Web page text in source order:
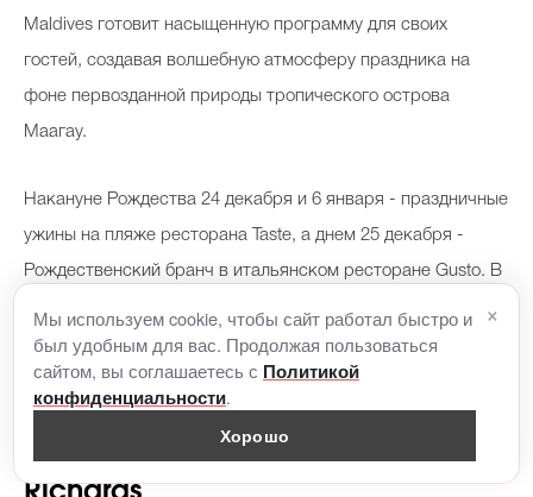
Maldives готовит насыщенную программу для своих
гостей, создавая волшебную атмосферу праздника на
фоне первозданной природы тропического острова
Маагау.
Накануне Рождества 24 декабря и 6 января - праздничные
ужины на пляже ресторана Taste, а днем 25 декабря -
Рождественский бранч в итальянском ресторане Gusto. В
ужин с шампанским, фейерверк и красочное
представление итальянской шоу-группы NuArt.
Моющий пылесос от Morphy
Мы используем cookie, чтобы сайт работал быстро и
был удобным для вас. Продолжая пользоваться
сайтом, вы соглашаетесь с Политикой
конфиденциальности.
Хорошо
×